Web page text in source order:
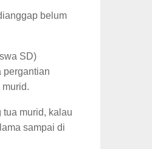
belum
SD)
pergantian
tua murid, kalau
sampai di